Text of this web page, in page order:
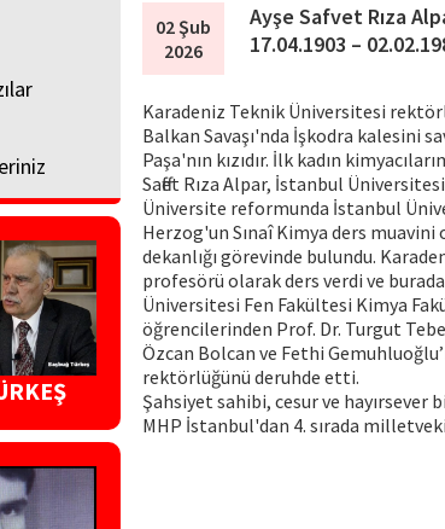
02 Şub
2026
Ayşe Safvet Rıza
17.04.1903 –
Karadeniz Teknik Üniversitesi
Balkan Savaşı'nda İşkodra kalesini
Paşa'nın kızıdır. İlk kadın
Saffet Rıza Alpar, İstanbul
Üniversite reformunda İstanbul
Herzog'un Sınaî Kimya ders
dekanlığı görevinde bulundu.
profesörü olarak ders verdi ve
Üniversitesi Fen Fakültesi Kimya
öğrencilerinden Prof. Dr. Turgut
Özcan Bolcan ve Fethi
rektörlüğünü deruhde etti.
Şahsiyet sahibi, cesur ve hayırsever
MHP İstanbul'dan 4. sırada